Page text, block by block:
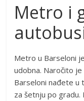
Metro i
Metro u Barseloni
udobna. Naročito
Barseloni nađete u
za šetnju po gradu.